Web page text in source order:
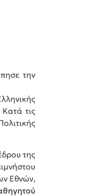
την
τις
της
Εθνών,